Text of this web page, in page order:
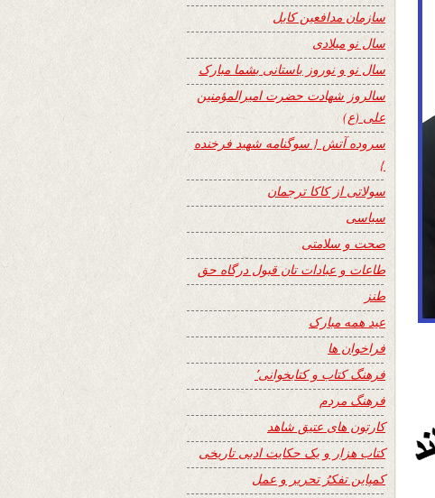
سازمان مدافعین کابل
سال نو میلادی
سال نو و نوروز باستانی بشما مبارک
سالروز شهادت حضرت امیرالمؤمنین
علی (ع)
سروده آتش { سوگنامه شهید فرخنده
}
سولاتی از کاکا ترجمان
سیاسی
صحت و سلامتی
طاعات و عبادات تان قبول درگاه حق
طنز
عید همه مبارک
فراخوان ها
فرهنگ کتاب و کتابخوانی٬
فرهنگ مردم
کارتون های عتیق شاهد
کتاب هزار و یک حکایت ادبی تاریخی
کمپاین تفکرُ تحریر و عمل